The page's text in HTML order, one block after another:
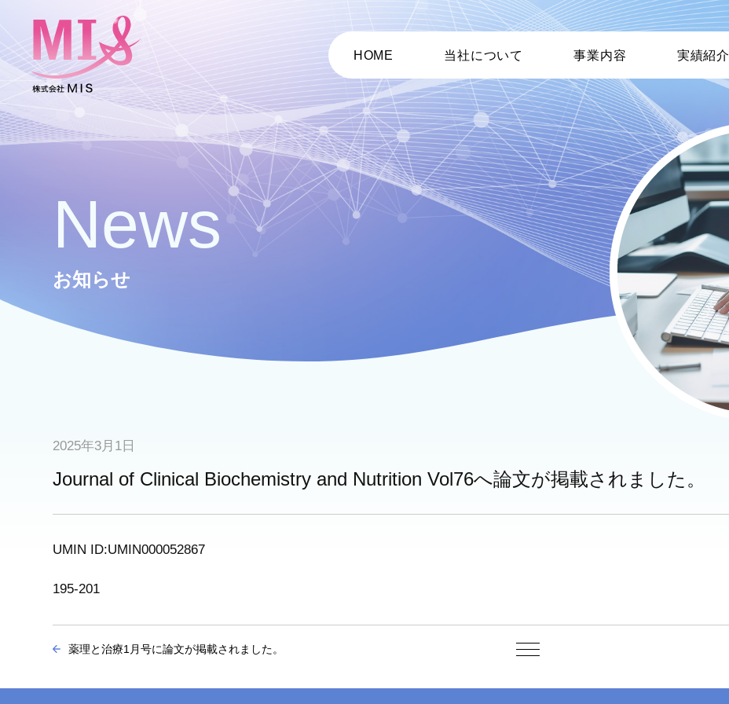
HOME 当社について 事業内容 実績紹介
News
お知らせ
2025年3月1日
Journal of Clinical Biochemistry and Nutrition Vol76へ論文が掲載されました。
UMIN ID:UMIN000052867
195-201
薬理と治療1月号に論文が掲載されました。